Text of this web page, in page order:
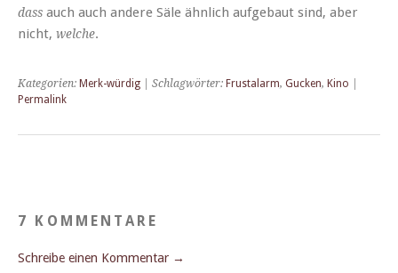
dass auch auch andere Säle ähn­lich aufge­baut sind, aber
nicht, welche.
Kategorien: Merk-würdig | Schlagwörter: Frustalarm, Gucken, Kino
Permalink
7 KOMMENTARE
Schreibe einen Kommentar →